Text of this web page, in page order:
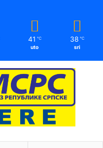
41 ℃
uto
38 ℃
sri